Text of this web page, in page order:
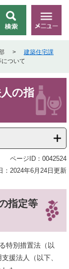
メ
ニ
ー
>
建築住宅課
ついて
の指
ページID：0042524
：2024年6月24日更新
指定等
特別措置法（以
援法人（以下、